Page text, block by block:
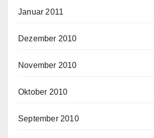
Januar 2011
Dezember 2010
November 2010
Oktober 2010
September 2010